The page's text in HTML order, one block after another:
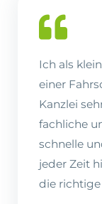
Ich als
einer
Kanzlei
fachliche
schnelle
jeder Zeit
die richtige